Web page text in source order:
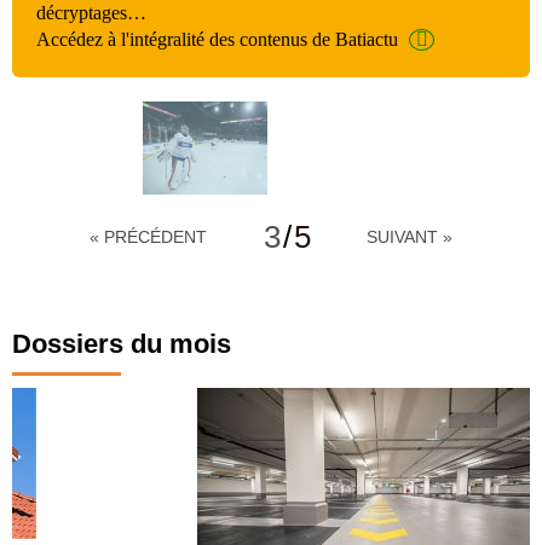
décryptages…
Accédez à l'intégralité des contenus de Batiactu
« PRÉCÉDENT 3/5 SUIVANT »
Dossiers du mois